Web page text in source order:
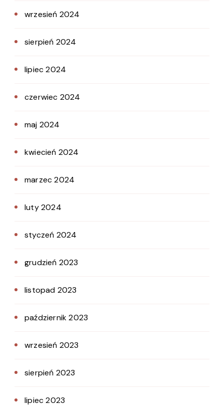
wrzesień 2024
sierpień 2024
lipiec 2024
czerwiec 2024
maj 2024
kwiecień 2024
marzec 2024
luty 2024
styczeń 2024
grudzień 2023
listopad 2023
październik 2023
wrzesień 2023
sierpień 2023
lipiec 2023